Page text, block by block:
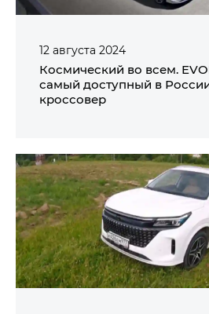
12 августа 2024
Космический во всем.
самый доступный в
кроссовер